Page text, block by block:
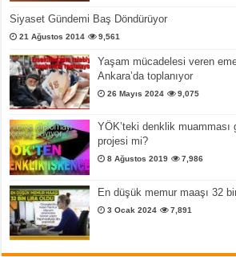
Siyaset Gündemi Baş Döndürüyor
21 Ağustos 2014 9,561
Yaşam mücadelesi veren
Ankara’da toplanıyor
26 Mayıs 2024 9,075
YÖK’teki denklik
projesi mi?
8 Ağustos 2019 7,986
En düşük memur maaşı 32
3 Ocak 2024 7,891